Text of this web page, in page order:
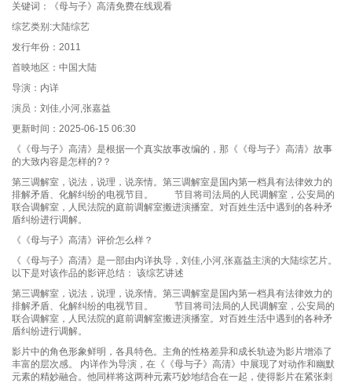
关键词：《母与子》高清免费在线观看
综艺类别:大陆综艺
发行年份：2011
首映地区：中国大陆
导演：内详
演员：刘佳,小河,张嘉益
更新时间：2025-06-15 06:30
《《母与子》高清》是根据一个真实故事改编的，那《《母与子》高清》故事
的大致内容是怎样的?？
第三调解室，说法，说理，说亲情。第三调解室是国内第一档具有法律效力的
排解矛盾、化解纠纷的电视节目。 节目将司法局的人民调解室，公安局的
联合调解室，人民法院的庭前调解室搬进演播室。对百姓生活中遇到的各种矛
盾纠纷进行调解。
《《母与子》高清》评价怎么样？
《《母与子》高清》是一部由内详执导，刘佳,小河,张嘉益主演的大陆综艺片。
以下是对该作品的影评总结： 该综艺讲述
第三调解室，说法，说理，说亲情。第三调解室是国内第一档具有法律效力的
排解矛盾、化解纠纷的电视节目。 节目将司法局的人民调解室，公安局的
联合调解室，人民法院的庭前调解室搬进演播室。对百姓生活中遇到的各种矛
盾纠纷进行调解。
影片中的角色形象鲜明，各具特色。主角的性格差异和成长轨迹为影片增添了
丰富的层次感。 内详作为导演，在《《母与子》高清》中展现了对动作和幽默
元素的精妙融合。他同样将这两种元素巧妙地结合在一起，使得影片在紧张刺